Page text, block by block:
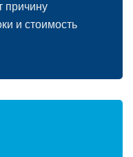
причину
и стоимость